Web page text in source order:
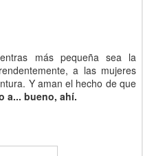
más pequeña sea la
a las mujeres
Y aman el hecho de que
a... bueno, ahí.